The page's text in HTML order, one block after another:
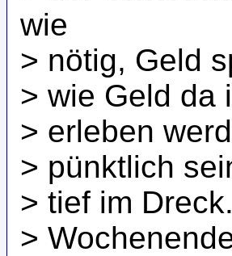
wie
> nötig, Geld
> wie Geld da
> erleben
> pünktlich
> tief im
>